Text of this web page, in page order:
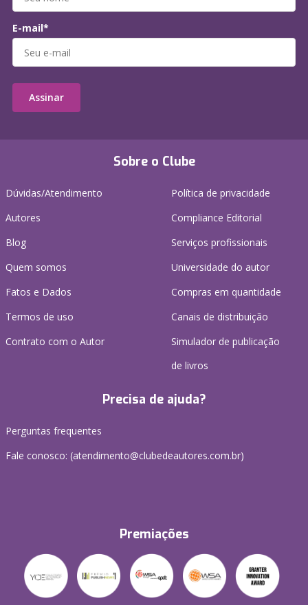
Sobre o Clube
Dúvidas/Atendimento
Autores
Blog
Quem somos
Fatos e Dados
Termos de uso
Contrato com o Autor
Política de privacidade
Compliance Editorial
Serviços profissionais
Universidade do autor
Compras em quantidade
Canais de distribuição
Simulador de publicação
de livros
Precisa de ajuda?
Perguntas frequentes
Fale conosco: (atendimento@clubedeautores.com.br)
Premiações
E-mail*
Assinar